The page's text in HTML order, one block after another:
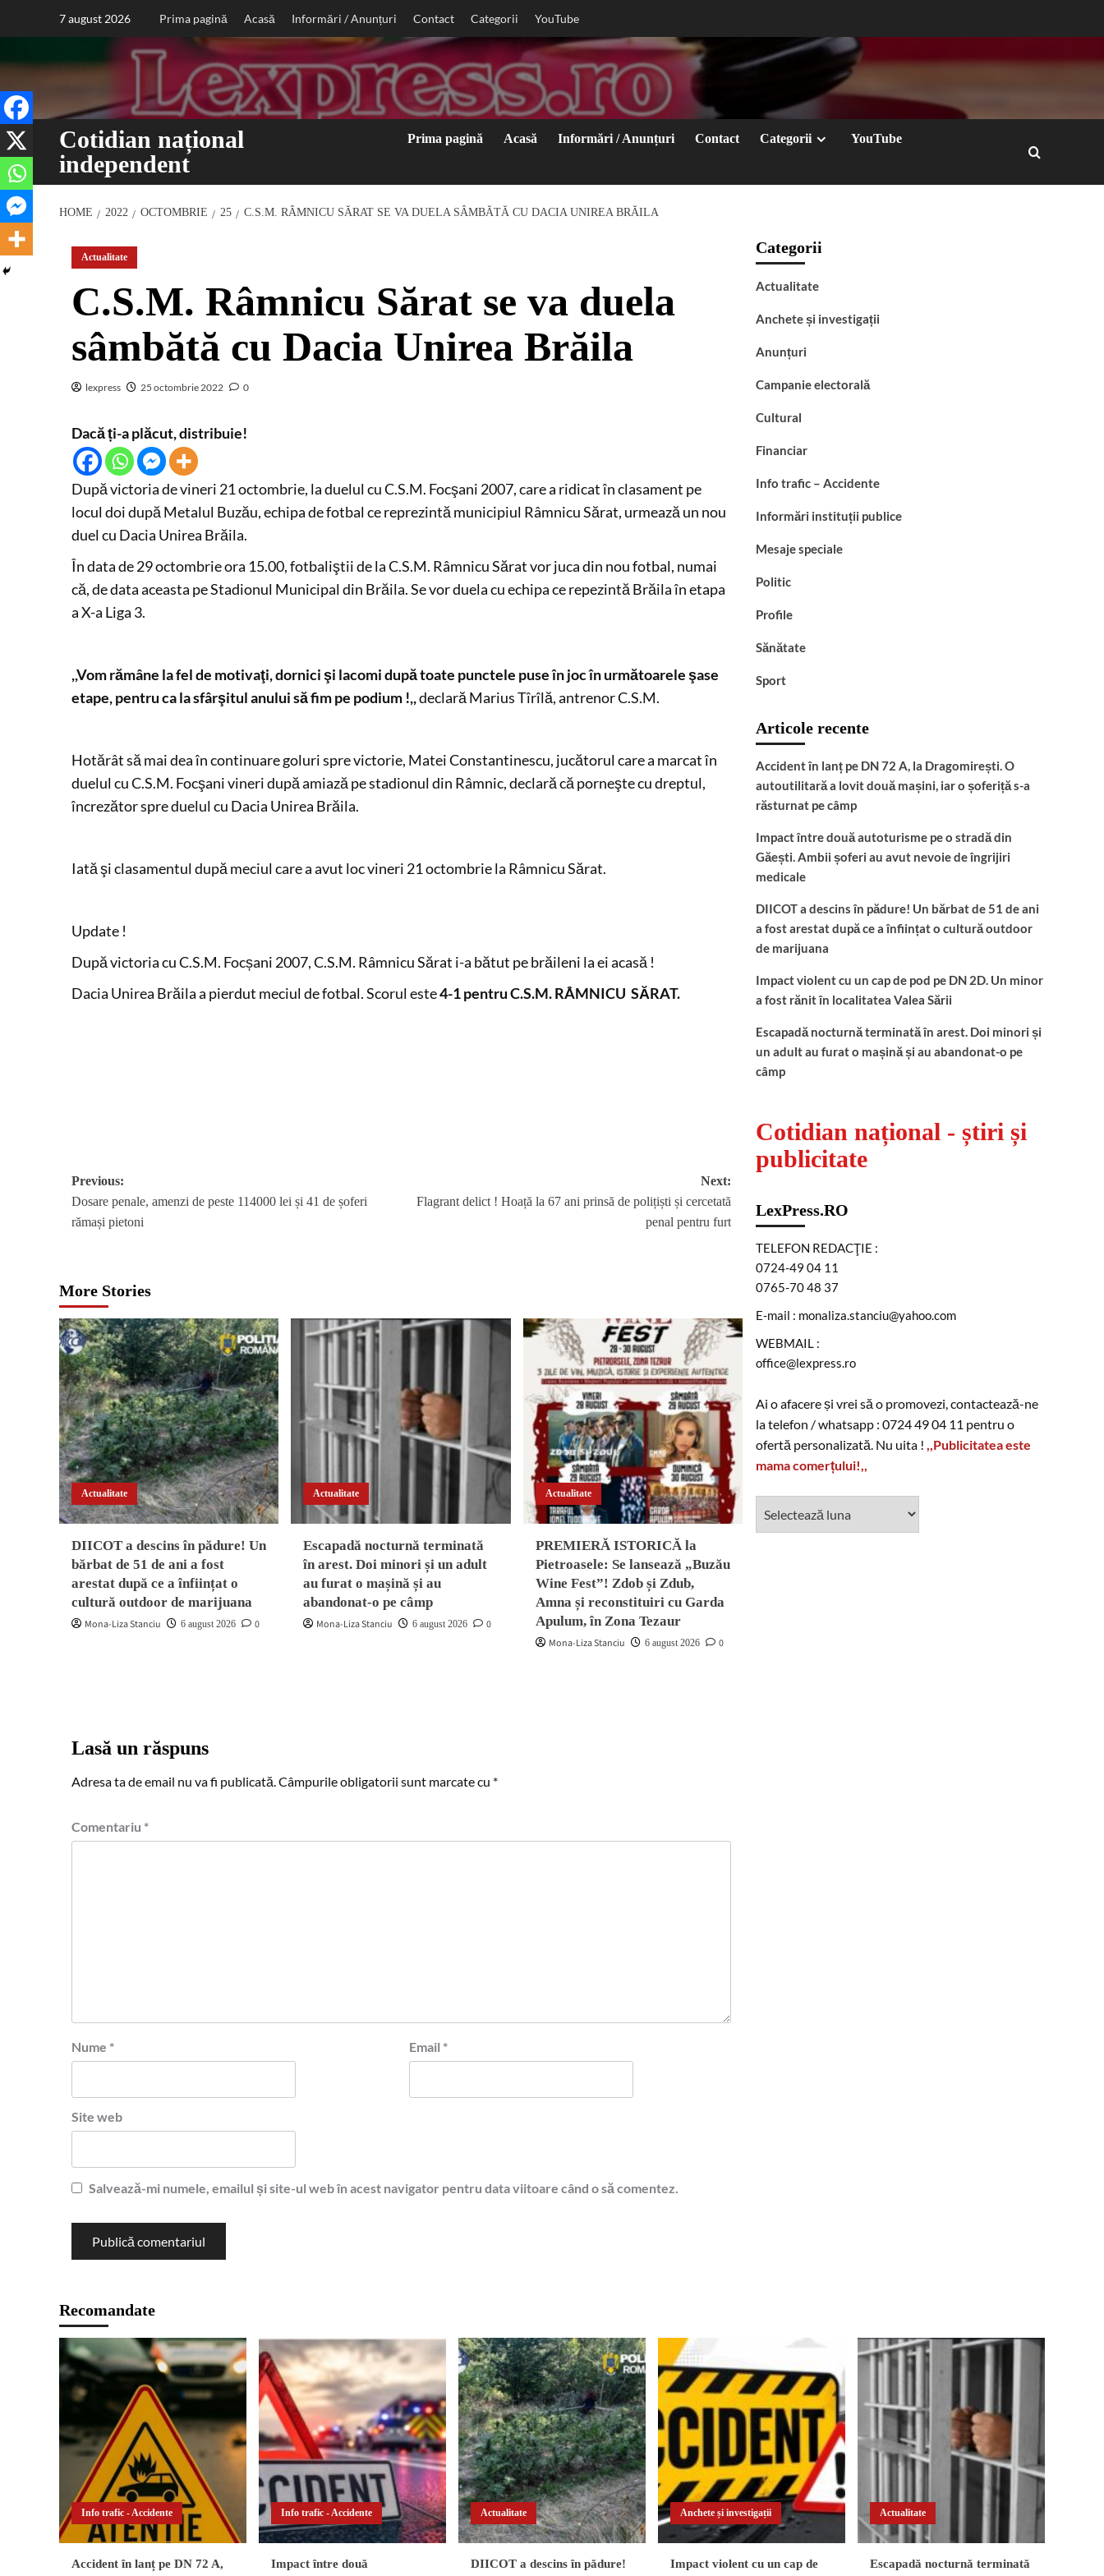
7 august 2026 Prima pagină Acasă Informări / Anunțuri Contact Categorii YouTube
Cotidian național
independent
Prima pagină Acasă Informări / Anunțuri Contact Categorii YouTube
HOME 2022 OCTOMBRIE 25 C.S.M. RÂMNICU SĂRAT SE VA DUELA SÂMBĂTĂ CU DACIA UNIREA BRĂILA
Actualitate
C.S.M. Râmnicu Sărat se va duela
sâmbătă cu Dacia Unirea Brăila
lexpress 25 octombrie 2022 0
Dacă ți-a plăcut, distribuie!
După victoria de vineri 21 octombrie, la duelul cu C.S.M. Focşani 2007, care a ridicat în clasament pe
locul doi după Metalul Buzău, echipa de fotbal ce reprezintă municipiul Râmnicu Sărat, urmează un nou
duel cu Dacia Unirea Brăila.
În data de 29 octombrie ora 15.00, fotbaliştii de la C.S.M. Râmnicu Sărat vor juca din nou fotbal, numai
că, de data aceasta pe Stadionul Municipal din Brăila. Se vor duela cu echipa ce repezintă Brăila în etapa
a X-a Liga 3.
,,Vom rămâne la fel de motivaţi, dornici şi lacomi după toate punctele puse în joc în următoarele şase
etape, pentru ca la sfârşitul anului să fim pe podium !,,declară Marius Tîrîlă, antrenor C.S.M.
Hotărât să mai dea în continuare goluri spre victorie, Matei Constantinescu, jucătorul care a marcat în
duelul cu C.S.M. Focşani vineri după amiază pe stadionul din Râmnic, declară că porneşte cu dreptul,
încrezător spre duelul cu Dacia Unirea Brăila.
Iată şi clasamentul după meciul care a avut loc vineri 21 octombrie la Râmnicu Sărat.
Update !
După victoria cu C.S.M. Focșani 2007, C.S.M. Râmnicu Sărat i-a bătut pe brăileni la ei acasă !
Dacia Unirea Brăila a pierdut meciul de fotbal. Scorul este4-1 pentru C.S.M. RÂMNICU SĂRAT.
Post
navigation
Previous:
Dosare penale, amenzi de peste 114000 lei și 41 de șoferi
rămași pietoni
Next:
Flagrant delict ! Hoață la 67 ani prinsă de polițiști și cercetată
penal pentru furt
More Stories
Actualitate
DIICOT a descins în pădure! Un
bărbat de 51 de ani a fost
arestat după ce a înființat o
cultură outdoor de marijuana
Mona-Liza Stanciu 6 august 2026 0
Actualitate
Escapadă nocturnă terminată
în arest. Doi minori și un adult
au furat o mașină și au
abandonat-o pe câmp
Mona-Liza Stanciu 6 august 2026 0
Actualitate
PREMIERĂ ISTORICĂ la
Pietroasele: Se lansează „Buzău
Wine Fest”! Zdob și Zdub,
Amna și reconstituiri cu Garda
Apulum, în Zona Tezaur
Mona-Liza Stanciu 6 august 2026 0
Lasă un răspuns
Adresa ta de email nu va fi publicată.Câmpurile obligatorii sunt marcate cu *
Comentariu *
Nume * Email *
Site web
Salvează-mi numele, emailul și site-ul web în acest navigator pentru data viitoare când o să comentez.
Categorii
Actualitate
Anchete și investigații
Anunțuri
Campanie electorală
Cultural
Financiar
Info trafic – Accidente
Informări instituții publice
Mesaje speciale
Politic
Profile
Sănătate
Sport
Articole recente
Accident în lanț pe DN 72 A, la Dragomirești. O
autoutilitară a lovit două mașini, iar o șoferiță s-a
răsturnat pe câmp
Impact între două autoturisme pe o stradă din
Găești. Ambii șoferi au avut nevoie de îngrijiri
medicale
DIICOT a descins în pădure! Un bărbat de 51 de ani
a fost arestat după ce a înființat o cultură outdoor
de marijuana
Impact violent cu un cap de pod pe DN 2D. Un minor
a fost rănit în localitatea Valea Sării
Escapadă nocturnă terminată în arest. Doi minori și
un adult au furat o mașină și au abandonat-o pe
câmp
Cotidian național - știri și
publicitate
LexPress.RO
TELEFON REDACŢIE :
0724-49 04 11
0765-70 48 37
E-mail : monaliza.stanciu@yahoo.com
WEBMAIL :
office@lexpress.ro
Ai o afacere și vrei să o promovezi, contactează-ne
la telefon / whatsapp : 0724 49 04 11 pentru o
ofertă personalizată. Nu uita ! ,,Publicitatea este
mama comerțului!,,
Recomandate
Info trafic - Accidente
Accident în lanț pe DN 72 A,
Info trafic - Accidente
Impact între două
Actualitate
DIICOT a descins în pădure!
Anchete și investigații
Impact violent cu un cap de
Actualitate
Escapadă nocturnă terminată